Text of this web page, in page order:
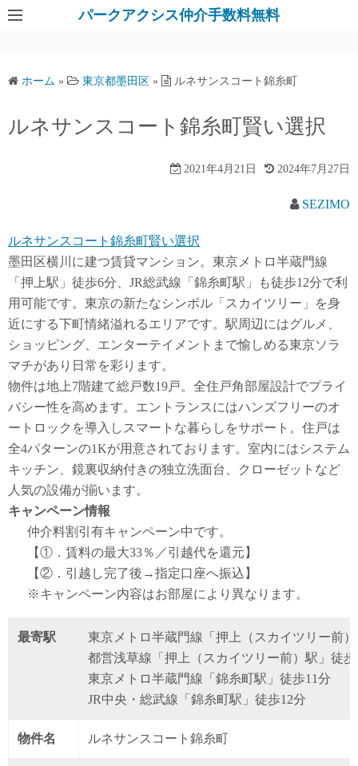
パークアクシス仲介手数料無料
ホーム » 東京都墨田区 » ルネサンスコート錦糸町
ルネサンスコート錦糸町賢い選択
2021年4月21日 2024年7月27日
SEZIMO
ルネサンスコート錦糸町賢い選択
墨田区横川に建つ賃貸マンション。東京メトロ半蔵門線
「押上駅」徒歩6分、JR総武線「錦糸町駅」も徒歩12分で利
用可能です。東京の新たなシンボル「スカイツリー」を身
近にする下町情緒溢れるエリアです。駅周辺にはグルメ、
ショッピング、エンターテイメントまで愉しめる東京ソラ
マチがあり日常を彩ります。
物件は地上7階建て総戸数19戸。全住戸角部屋設計でプライ
バシー性を高めます。エントランスにはハンズフリーのオ
ートロックを導入しスマートな暮らしをサポート。住戸は
全4パターンの1Kが用意されております。室内にはシステム
キッチン、鏡裏収納付きの独立洗面台、クローゼットなど
人気の設備が揃います。
キャンペーン情報
仲介料割引有キャンペーン中です。
【①．賃料の最大33％／引越代を還元】
【②．引越し完了後→指定口座へ振込】
※キャンペーン内容はお部屋により異なります。
最寄駅
東京メトロ半蔵門線「押上（スカイツリー前
都営浅草線「押上（スカイツリー前）駅」徒
東京メトロ半蔵門線「錦糸町駅」徒歩11分
JR中央・総武線「錦糸町駅」徒歩12分
物件名 ルネサンスコート錦糸町